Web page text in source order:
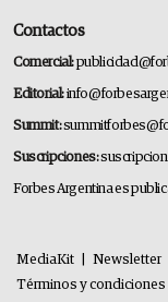
Contactos
Comercial:
Editorial:
Summit:
Suscripciones:
Forbes Argentina es
MediaKit Newsletter
Términos y condiciones